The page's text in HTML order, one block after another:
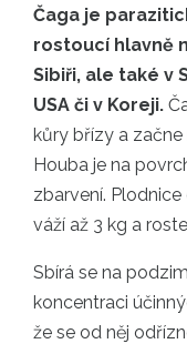
Čaga je
rostoucí hlavně
Sibiři, ale také v
USA či v Koreji.
kůry břízy a
Houba je na
zbarvení.
váží až 3 kg a
Sbírá se na
koncentraci
že se od něj